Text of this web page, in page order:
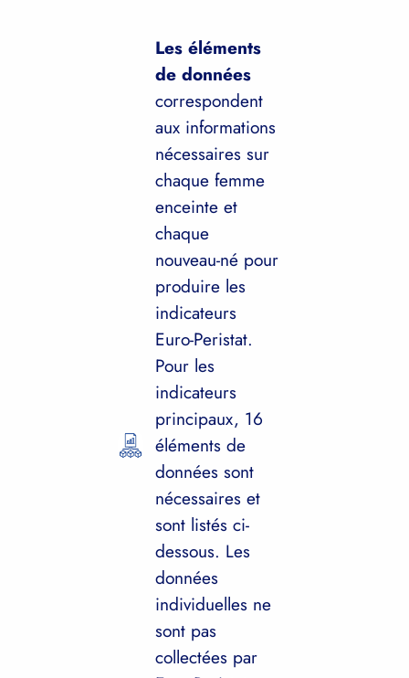
Les éléments
de données
correspondent
aux informations
nécessaires sur
chaque femme
enceinte et
chaque
nouveau-né pour
produire les
indicateurs
Euro-Peristat.
Pour les
indicateurs
principaux, 16
éléments de
données sont
nécessaires et
sont listés ci-
dessous. Les
données
individuelles ne
sont pas
collectées par